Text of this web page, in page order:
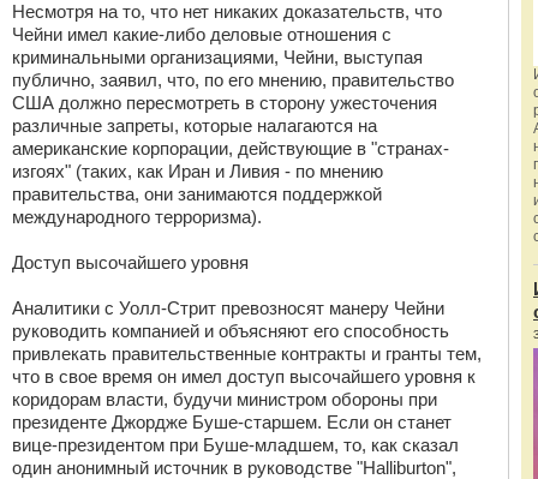
Несмотря на то, что нет никаких доказательств, что
Чейни имел какие-либо деловые отношения с
криминальными организациями, Чейни, выступая
публично, заявил, что, по его мнению, правительство
США должно пересмотреть в сторону ужесточения
различные запреты, которые налагаются на
американские корпорации, действующие в "странах-
изгоях" (таких, как Иран и Ливия - по мнению
правительства, они занимаются поддержкой
международного терроризма).
Доступ высочайшего уровня
Аналитики с Уолл-Стрит превозносят манеру Чейни
руководить компанией и объясняют его способность
привлекать правительственные контракты и гранты тем,
что в свое время он имел доступ высочайшего уровня к
коридорам власти, будучи министром обороны при
президенте Джордже Буше-старшем. Если он станет
вице-президентом при Буше-младшем, то, как сказал
один анонимный источник в руководстве "Halliburton",